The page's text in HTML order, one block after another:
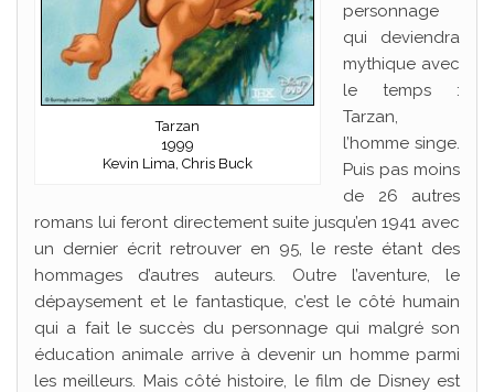
Tarzan
1999
Kevin Lima, Chris Buck
personnage
qui deviendra
mythique avec
le temps :
Tarzan,
l’homme singe.
Puis pas moins
de 26 autres
romans lui feront directement suite jusqu’en 1941 avec
un dernier écrit retrouver en 95, le reste étant des
hommages d’autres auteurs. Outre l’aventure, le
dépaysement et le fantastique, c’est le côté humain
qui a fait le succès du personnage qui malgré son
éducation animale arrive à devenir un homme parmi
les meilleurs. Mais côté histoire, le film de Disney est